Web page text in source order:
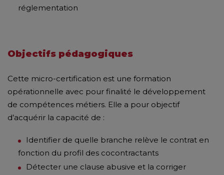
réglementation
Objectifs pédagogiques
Cette micro-certification est une formation
opérationnelle avec pour finalité le développement
de compétences métiers. Elle a pour objectif
d’acquérir la capacité de :
Identifier de quelle branche relève le contrat en
fonction du profil des cocontractants
Détecter une clause abusive et la corriger